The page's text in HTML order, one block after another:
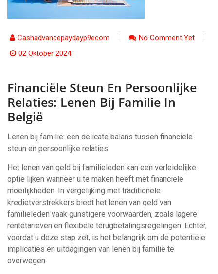
Cashadvancepaydayp9ecom
No Comment Yet
02 Oktober 2024
Financiële Steun En Persoonlijke
Relaties: Lenen Bij Familie In
België
Lenen bij familie: een delicate balans tussen financiële
steun en persoonlijke relaties
Het lenen van geld bij familieleden kan een verleidelijke
optie lijken wanneer u te maken heeft met financiële
moeilijkheden. In vergelijking met traditionele
kredietverstrekkers biedt het lenen van geld van
familieleden vaak gunstigere voorwaarden, zoals lagere
rentetarieven en flexibele terugbetalingsregelingen. Echter,
voordat u deze stap zet, is het belangrijk om de potentiële
implicaties en uitdagingen van lenen bij familie te
overwegen.